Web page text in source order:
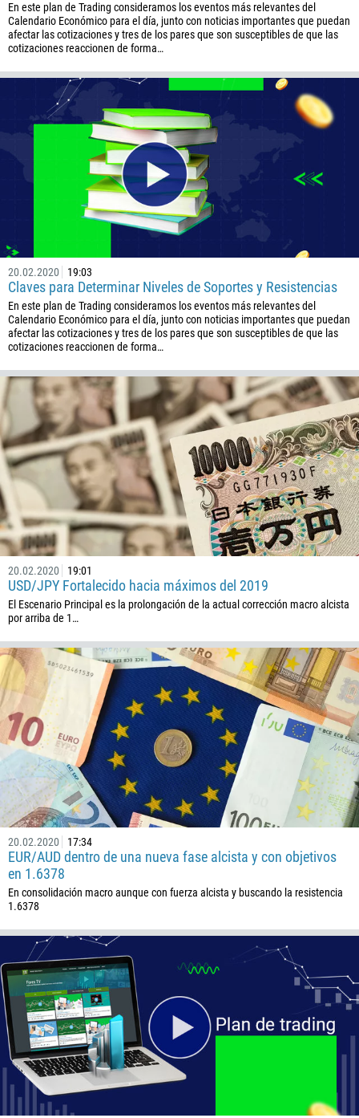
En este plan de Trading consideramos los eventos más relevantes del
Calendario Económico para el día, junto con noticias importantes que puedan
afectar las cotizaciones y tres de los pares que son susceptibles de que las
cotizaciones reaccionen de forma…
20.02.2020 19:03
Claves para Determinar Niveles de Soportes y Resistencias
En este plan de Trading consideramos los eventos más relevantes del
Calendario Económico para el día, junto con noticias importantes que puedan
afectar las cotizaciones y tres de los pares que son susceptibles de que las
cotizaciones reaccionen de forma…
20.02.2020 19:01
USD/JPY Fortalecido hacia máximos del 2019
El Escenario Principal es la prolongación de la actual corrección macro alcista
por arriba de 1…
20.02.2020 17:34
EUR/AUD dentro de una nueva fase alcista y con objetivos
en 1.6378
En consolidación macro aunque con fuerza alcista y buscando la resistencia
1.6378